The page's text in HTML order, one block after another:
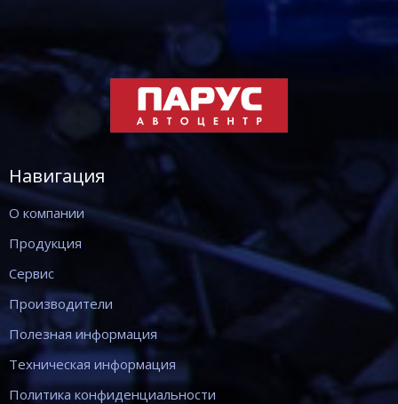
Навигация
О компании
Продукция
Сервис
Производители
Полезная информация
Техническая информация
Политика конфиденциальности